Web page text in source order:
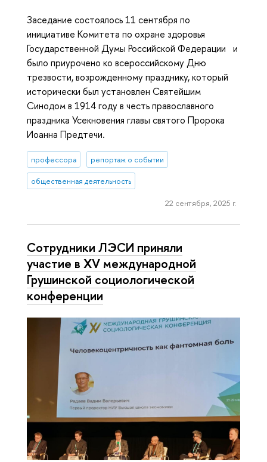
Заседание состоялось 11 сентября по
инициативе Комитета по охране здоровья
Государственной Думы Российской Федерации и
было приурочено ко всероссийскому Дню
трезвости, возрожденному празднику, который
исторически был установлен Святейшим
Синодом в 1914 году в честь православного
праздника Усекновения главы святого Пророка
Иоанна Предтечи.
профессора репортаж о событии
общественная деятельность
22 сентября, 2025 г.
Сотрудники ЛЭСИ приняли
участие в XV международной
Грушинской социологической
конференции